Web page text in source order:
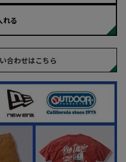
れる
合わせはこちら